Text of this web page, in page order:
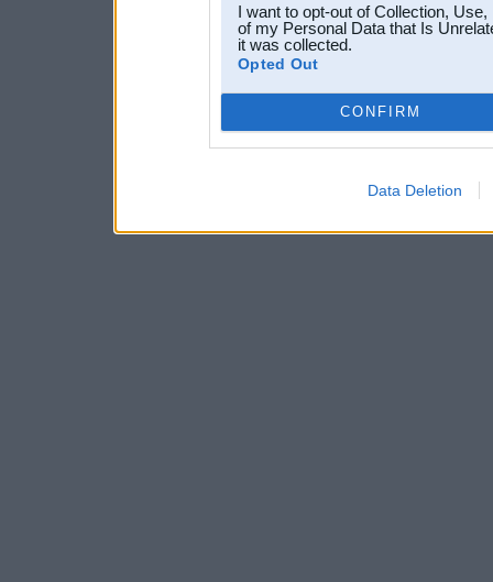
I want to opt-out of Collection,
of my Personal Data that Is
it was collected.
Opted Out
CONFIRM
Data Deletion